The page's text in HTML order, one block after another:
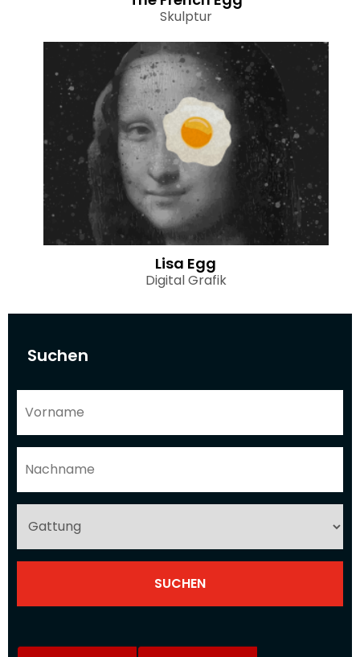
Suchen
Skulptur
Lisa Egg
Digital Grafik